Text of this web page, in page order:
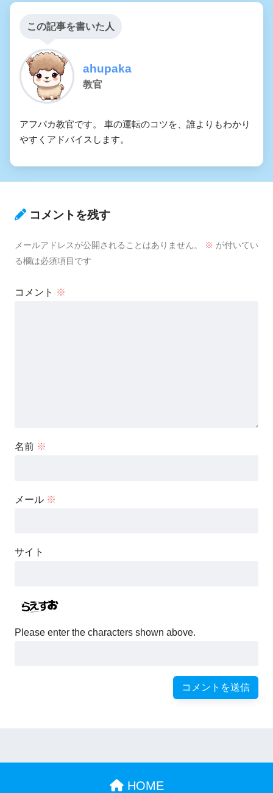
この記事を書いた人
ahupaka
教官
アフパカ教官です。 車の運転のコツを、誰よりもわかり
やすくアドバイスします。
コメントを残す
メールアドレスが公開されることはありません。 ※ が付いてい
る欄は必須項目です
コメント ※
名前 ※
メール ※
サイト
Please enter the characters shown above.
HOME